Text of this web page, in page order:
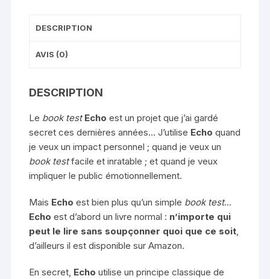
MYSTIQUES
TAROT
MARSEILLE
V.
Hedan
DESCRIPTION
AVIS (0)
DESCRIPTION
Le book testEchoest un projet que j’ai gardé
secret ces dernières années… J’utilise Echoquand
je veux un impact personnel ; quand je veux un
book testfacile et inratable ; et quand je veux
impliquer le public émotionnellement.
Mais Echoest bien plus qu’un simple book test…
Echoest d’abord un livre normal : n’importe qui
peut le lire sans soupçonner quoi que ce soit,
d’ailleurs il est disponible sur Amazon.
En secret, Echoutilise un principe classique de